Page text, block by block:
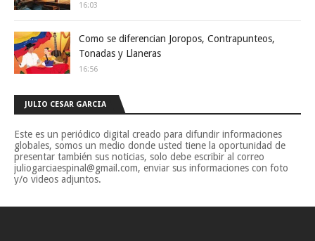
16:03
Como se diferencian Joropos, Contrapunteos,
Tonadas y Llaneras
16:56
JULIO CESAR GARCIA
Este es un periódico digital creado para difundir informaciones
globales, somos un medio donde usted tiene la oportunidad de
presentar también sus noticias, solo debe escribir al correo
juliogarciaespinal@gmail.com, enviar sus informaciones con foto
y/o videos adjuntos.